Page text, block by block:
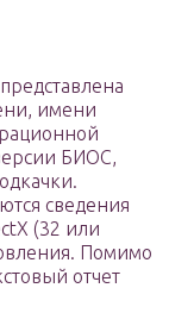
имени
БИОС,
сведения
(32 или
Помимо
отчет